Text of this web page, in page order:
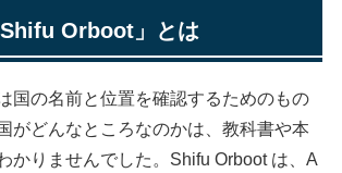
Orboot」とは
国の名前と位置を確認するためのもの
がどんなところなのかは、教科書や本
かりませんでした。Shifu Orboot は、A